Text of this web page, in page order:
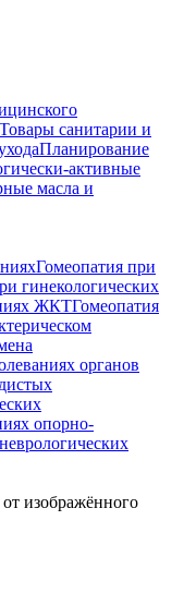
Товары санитарии и
Планирование
активные
масла и
Гомеопатия при
гинекологических
ЖКТГомеопатия
органов
опорно-
изображённого